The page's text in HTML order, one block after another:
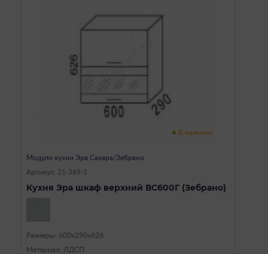
В наличии
Модули кухни Эра Сахара/Зебрано
Артикул: 21-369-1
Кухня Эра шкаф верхний ВС600Г (Зебрано)
Размеры: 600х290х626
Материал: ЛДСП